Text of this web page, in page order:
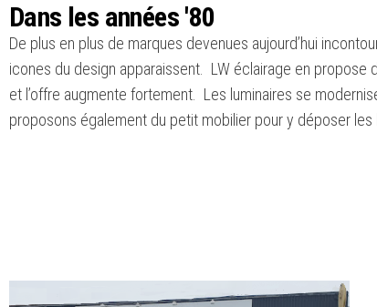
Dans les années '80
De plus en plus de marques devenues aujourd’hui
icones du design apparaissent. LW éclairage en propose
et l’offre augmente fortement. Les luminaires se
proposons également du petit mobilier pour y déposer les